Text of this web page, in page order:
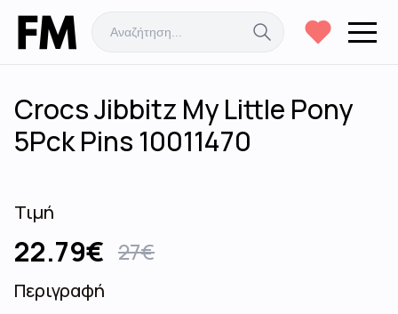
Crocs Jibbitz My Little Pony
5Pck Pins 10011470
Τιμή
22.79€ 27€
Περιγραφή